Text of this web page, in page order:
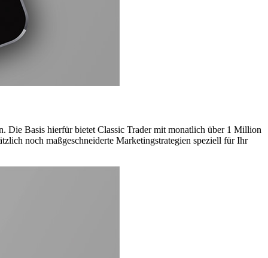
Die Basis hierfür bietet Classic Trader mit monatlich über 1 Million
noch maßgeschneiderte Marketingstrategien speziell für Ihr